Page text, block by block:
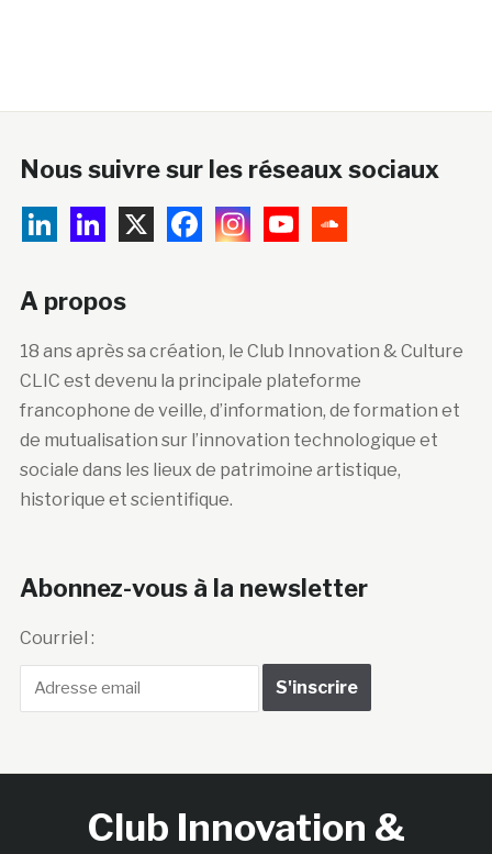
Nous suivre sur les réseaux sociaux
A propos
18 ans après sa création, le Club Innovation & Culture
CLIC est devenu la principale plateforme
francophone de veille, d’information, de formation et
de mutualisation sur l’innovation technologique et
sociale dans les lieux de patrimoine artistique,
historique et scientifique.
Abonnez-vous à la newsletter
Courriel :
Club Innovation &